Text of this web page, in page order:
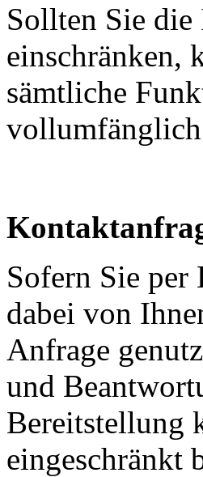
Sollten Sie
einschränken,
sämtliche
Sofern Sie
dabei von
Anfrage
und
Bereitstellung
eingeschränkt